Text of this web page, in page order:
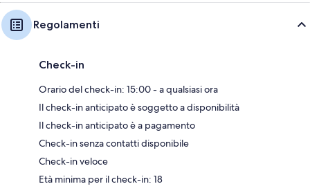
Regolamenti
Check-in
Orario del check-in: 15:00 - a qualsiasi ora
Il check-in anticipato è soggetto a disponibilità
Il check-in anticipato è a pagamento
Check-in senza contatti disponibile
Check-in veloce
Età minima per il check-in: 18